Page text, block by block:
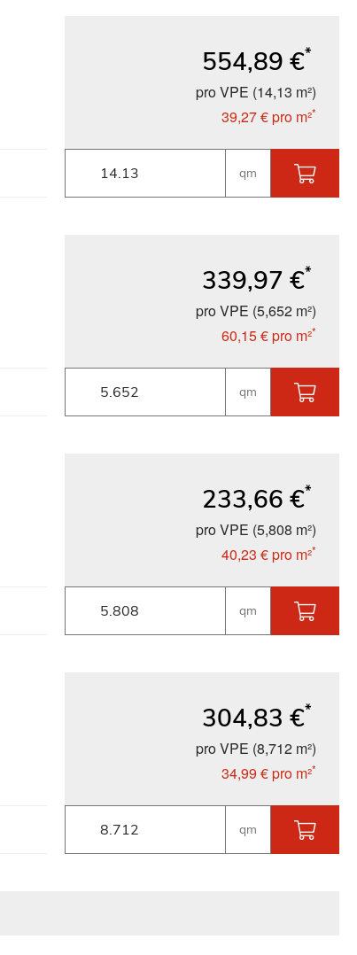
554,89 €*
pro VPE (14,13 m²)
39,27 €pro m²*
qm
339,97 €*
pro VPE (5,652 m²)
60,15 €pro m²*
qm
233,66 €*
pro VPE (5,808 m²)
40,23 €pro m²*
qm
304,83 €*
pro VPE (8,712 m²)
34,99 €pro m²*
qm